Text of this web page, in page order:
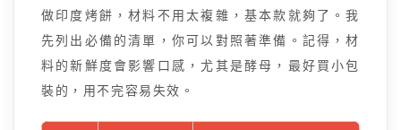
做印度烤餅，材料不用太複雜，基本款就夠了。我
先列出必備的清單，你可以對照著準備。記得，材
料的新鮮度會影響口感，尤其是酵母，最好買小包
裝的，用不完容易失效。